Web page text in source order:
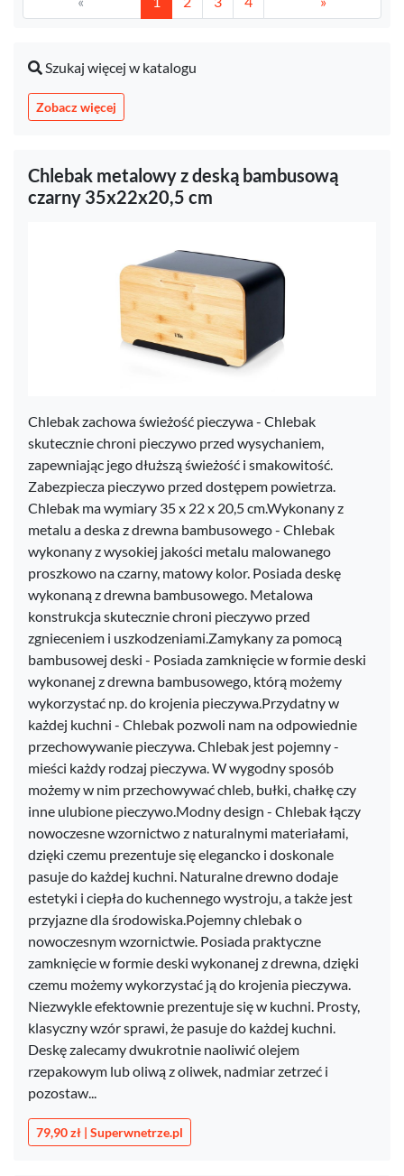
Szukaj więcej w katalogu
Zobacz więcej
Chlebak metalowy z deską bambusową
czarny 35x22x20,5 cm
Chlebak zachowa świeżość pieczywa - Chlebak
skutecznie chroni pieczywo przed wysychaniem,
zapewniając jego dłuższą świeżość i smakowitość.
Zabezpiecza pieczywo przed dostępem powietrza.
Chlebak ma wymiary 35 x 22 x 20,5 cm.Wykonany z
metalu a deska z drewna bambusowego - Chlebak
wykonany z wysokiej jakości metalu malowanego
proszkowo na czarny, matowy kolor. Posiada deskę
wykonaną z drewna bambusowego. Metalowa
konstrukcja skutecznie chroni pieczywo przed
zgnieceniem i uszkodzeniami.Zamykany za pomocą
bambusowej deski - Posiada zamknięcie w formie deski
wykonanej z drewna bambusowego, którą możemy
wykorzystać np. do krojenia pieczywa.Przydatny w
każdej kuchni - Chlebak pozwoli nam na odpowiednie
przechowywanie pieczywa. Chlebak jest pojemny -
mieści każdy rodzaj pieczywa. W wygodny sposób
możemy w nim przechowywać chleb, bułki, chałkę czy
inne ulubione pieczywo.Modny design - Chlebak łączy
nowoczesne wzornictwo z naturalnymi materiałami,
dzięki czemu prezentuje się elegancko i doskonale
pasuje do każdej kuchni. Naturalne drewno dodaje
estetyki i ciepła do kuchennego wystroju, a także jest
przyjazne dla środowiska.Pojemny chlebak o
nowoczesnym wzornictwie. Posiada praktyczne
zamknięcie w formie deski wykonanej z drewna, dzięki
czemu możemy wykorzystać ją do krojenia pieczywa.
Niezwykle efektownie prezentuje się w kuchni. Prosty,
klasyczny wzór sprawi, że pasuje do każdej kuchni.
Deskę zalecamy dwukrotnie naoliwić olejem
rzepakowym lub oliwą z oliwek, nadmiar zetrzeć i
pozostaw...
79,90 zł | Superwnetrze.pl